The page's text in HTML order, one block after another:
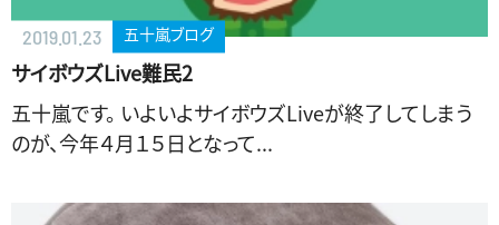
2019.01.23 五十嵐ブログ
サイボウズLive難民2
五十嵐です。 いよいよサイボウズLiveが終了してしまう
のが、今年４月１５日となって...